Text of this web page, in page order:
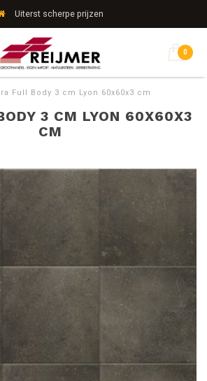
Uiterst scherpe prijzen
0
Full Body 3 cm Lyon 60x60x3 cm
3 CM LYON 60X60X3
CM